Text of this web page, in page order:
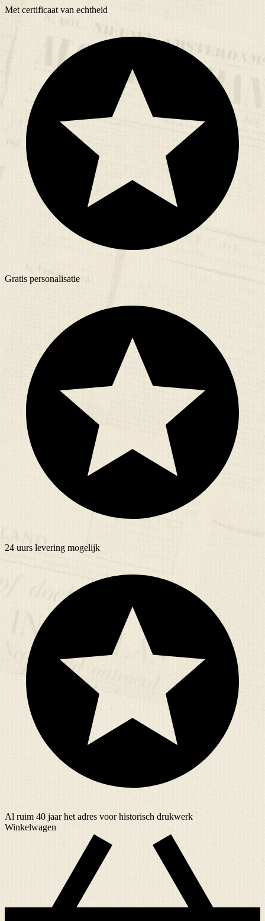
Met certificaat van echtheid
Gratis personalisatie
24 uurs levering mogelijk
Al ruim 40 jaarhet adres voor historisch drukwerk
Winkelwagen